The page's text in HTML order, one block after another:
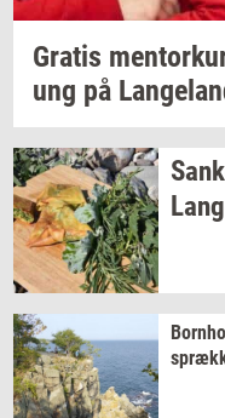
Gra­tis
ung på